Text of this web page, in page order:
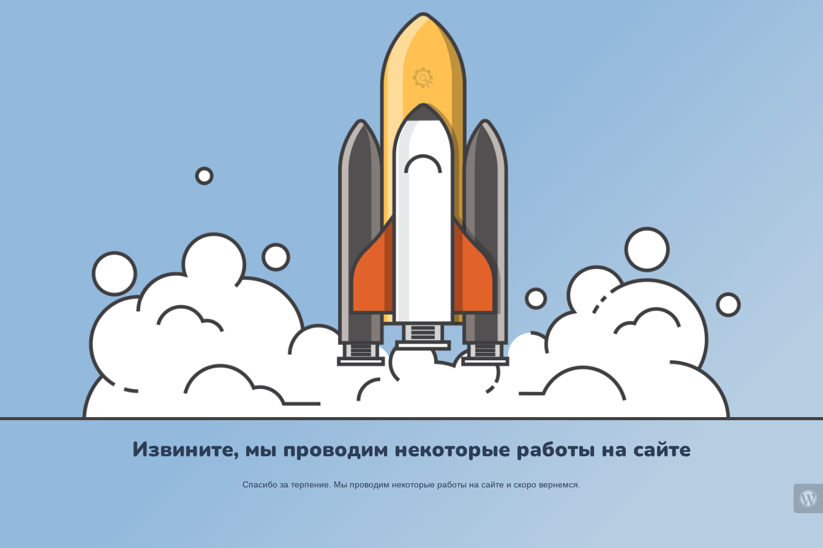
Извините, мы проводим некоторые работы на сайте
Спасибо за терпение. Мы проводим некоторые работы на сайте и скоро вернемся.